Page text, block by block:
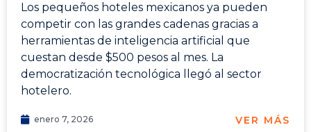
Los pequeños hoteles mexicanos ya pueden
competir con las grandes cadenas gracias a
herramientas de inteligencia artificial que
cuestan desde $500 pesos al mes. La
democratización tecnológica llegó al sector
hotelero.
enero 7, 2026 VER MÁS